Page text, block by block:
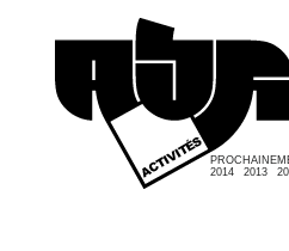
2014
2013